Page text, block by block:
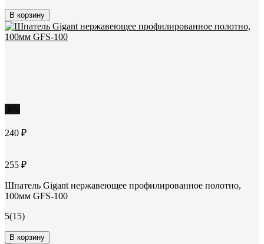
В корзину
240 ₽
255 ₽
Шпатель Gigant нержавеющее профилированное полотно,
100мм GFS-100
5(15)
В корзину